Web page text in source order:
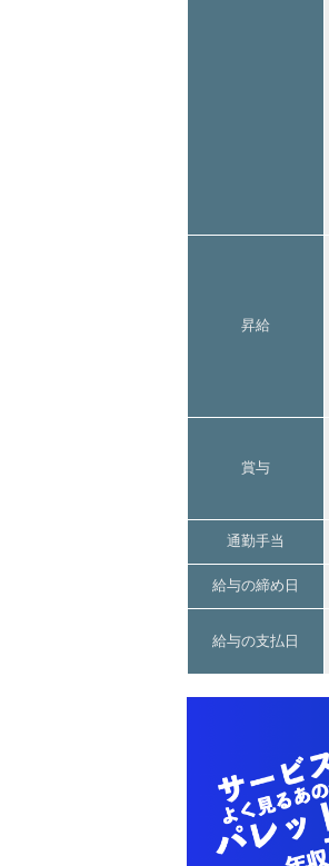
昇給
賞与
通勤手当
給与の締め日
給与の支払日